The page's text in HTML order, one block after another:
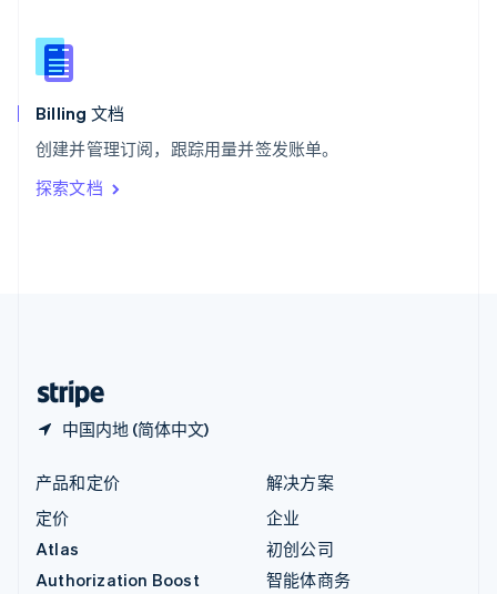
Billing 文档
创建并管理订阅，跟踪用量并签发账单。
探索文档
中国内地 (简体中文)
新西兰
English
匈牙利
English
ItalianoEnglish
印度
English
产品和定价
定价
Atlas
Authorization Boost
解决方案
企业
初创公司
智能体商务